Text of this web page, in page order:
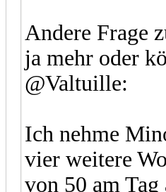
Andere Frage
ja mehr oder
@Valtuille:
Ich nehme
vier weitere
von 50 am